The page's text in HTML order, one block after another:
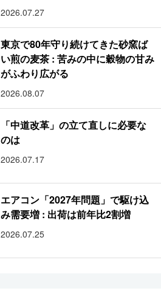
2026.07.27
東京で80年守り続けてきた砂窯ば
い煎の麦茶 : 苦みの中に穀物の甘み
がふわり広がる
2026.08.07
「中道改革」の立て直しに必要な
のは
2026.07.17
エアコン「2027年問題」で駆け込
み需要増 : 出荷は前年比2割増
2026.07.25